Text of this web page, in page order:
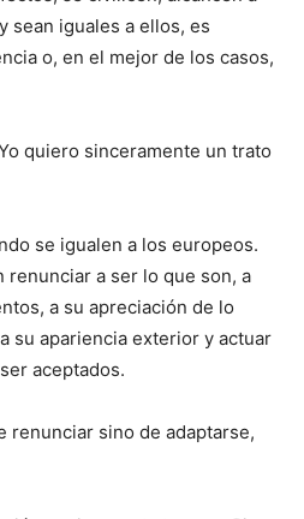
sean iguales a ellos, es
o, en el mejor de los casos,
quiero sinceramente un trato
se igualen a los europeos.
a ser lo que son, a
a su apreciación de lo
su apariencia exterior y actuar
aceptados.
renunciar sino de adaptarse,